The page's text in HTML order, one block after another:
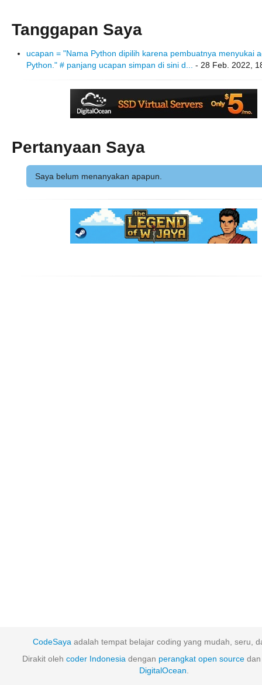
Tanggapan Saya
ucapan = "Nama Python dipilih karena pembuatnya menyukai
Python." # panjang ucapan simpan di sini d... - 28 Feb. 2022,
Pertanyaan Saya
Saya belum menanyakan apapun.
CodeSaya adalah tempat belajar coding yang mudah, seru,
Dirakit oleh coder Indonesia dengan perangkat open source
DigitalOcean